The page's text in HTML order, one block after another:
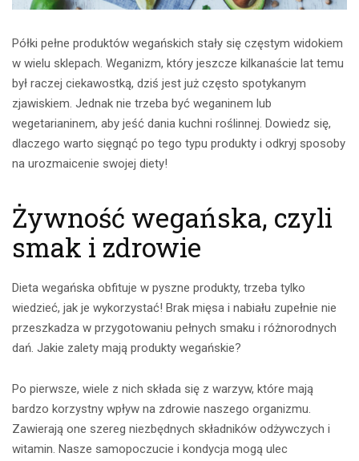
Półki pełne produktów wegańskich stały się częstym widokiem
w wielu sklepach. Weganizm, który jeszcze kilkanaście lat temu
był raczej ciekawostką, dziś jest już często spotykanym
zjawiskiem. Jednak nie trzeba być weganinem lub
wegetarianinem, aby jeść dania kuchni roślinnej. Dowiedz się,
dlaczego warto sięgnąć po tego typu produkty i odkryj sposoby
na urozmaicenie swojej diety!
Żywność wegańska, czyli
smak i zdrowie
Dieta wegańska obfituje w pyszne produkty, trzeba tylko
wiedzieć, jak je wykorzystać! Brak mięsa i nabiału zupełnie nie
przeszkadza w przygotowaniu pełnych smaku i różnorodnych
dań. Jakie zalety mają produkty wegańskie?
Po pierwsze, wiele z nich składa się z warzyw, które mają
bardzo korzystny wpływ na zdrowie naszego organizmu.
Zawierają one szereg niezbędnych składników odżywczych i
witamin. Nasze samopoczucie i kondycja mogą ulec